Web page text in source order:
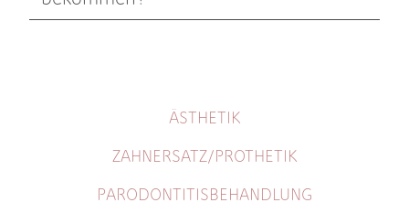
ÄSTHETIK
ZAHNERSATZ/PROTHETIK
PARODONTITISBEHANDLUNG